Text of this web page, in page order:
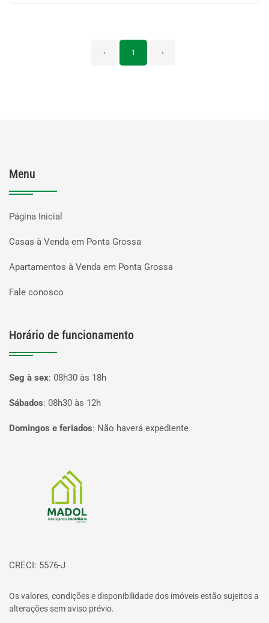
‹ 1 ›
Menu
Página Inicial
Casas à Venda em Ponta Grossa
Apartamentos à Venda em Ponta Grossa
Fale conosco
Horário de funcionamento
Seg à sex: 08h30 às 18h
Sábados: 08h30 às 12h
Domingos e feriados: Não haverá expediente
CRECI: 5576-J
Os valores, condições e disponibilidade dos imóveis estão sujeitos a
alterações sem aviso prévio.